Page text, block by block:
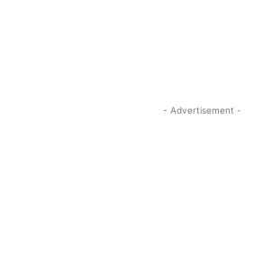
- Advertisement -